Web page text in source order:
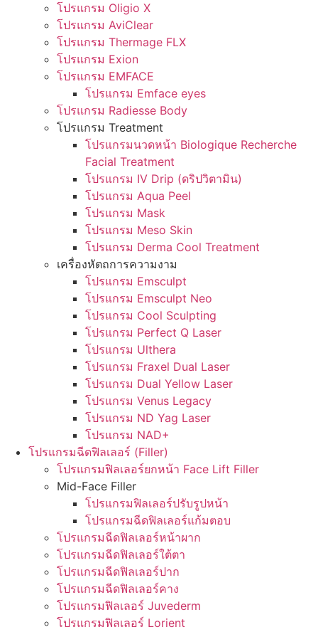
โปรแกรม Oligio X
โปรแกรม AviClear
โปรแกรม Thermage FLX
โปรแกรม Exion
โปรแกรม EMFACE
โปรแกรม Emface eyes
โปรแกรม Radiesse Body
โปรแกรม Treatment
โปรแกรมนวดหน้า Biologique Recherche
Facial Treatment
โปรแกรม IV Drip (ดริปวิตามิน)
โปรแกรม Aqua Peel
โปรแกรม Mask
โปรแกรม Meso Skin
โปรแกรม Derma Cool Treatment
เครื่องหัตถการความงาม
โปรแกรม Emsculpt
โปรแกรม Emsculpt Neo
โปรแกรม Cool Sculpting
โปรแกรม Perfect Q Laser
โปรแกรม Ulthera
โปรแกรม Fraxel Dual Laser
โปรแกรม Dual Yellow Laser
โปรแกรม Venus Legacy
โปรแกรม ND Yag Laser
โปรแกรม NAD+
โปรแกรมฉีดฟิลเลอร์ (Filler)
โปรแกรมฟิลเลอร์ยกหน้า Face Lift Filler
Mid-Face Filler
โปรแกรมฟิลเลอร์ปรับรูปหน้า
โปรแกรมฉีดฟิลเลอร์แก้มตอบ
โปรแกรมฉีดฟิลเลอร์หน้าผาก
โปรแกรมฉีดฟิลเลอร์ใต้ตา
โปรแกรมฉีดฟิลเลอร์ปาก
โปรแกรมฉีดฟิลเลอร์คาง
โปรแกรมฟิลเลอร์ Juvederm
โปรแกรมฟิลเลอร์ Lorient